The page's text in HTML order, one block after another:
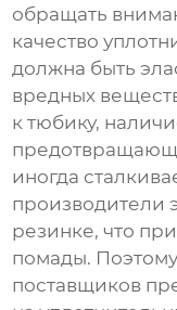
обращать
качество
должна быть
вредных
к тюбику,
иногда
производители
резинке, что
помады.
поставщиков